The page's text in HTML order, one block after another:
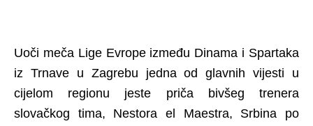
Uoči meča Lige Evrope između Dinama i Spartaka
iz Trnave u Zagrebu jedna od glavnih vijesti u
cijelom regionu jeste priča bivšeg trenera
slovačkog tima, Nestora el Maestra, Srbina po